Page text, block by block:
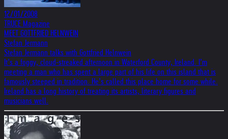
12/01/2008
TRUCE Magazine
MEET GOTTFRIED HELNWEIN
Stefan Jermann
Stefan Jermann talks with Gottfried Helnwein
It’s a foggy, cloud-streaked afternoon in Waterford County, Ireland. I’m
meeting a man who has spent a large part of his life on this island that is
famously steeped in tradition. He’s called this place home for some while.
Ireland has a long history of treating its artists, literary figures and
musicians well.